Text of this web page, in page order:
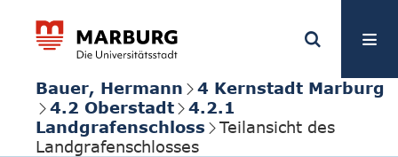
Bauer, Hermann
4 Kernstadt Marburg
4.2 Oberstadt
4.2.1
Landgrafenschloss
Teilansicht des
Landgrafenschlosses